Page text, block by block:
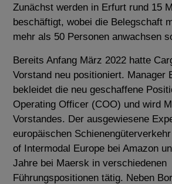
Zunächst werden in Erfurt rund 15
beschäftigt, wobei die Belegschaft
mehr als 50 Personen anwachsen
Bereits Anfang März 2022 hatte
Vorstand neu positioniert. Manager
bekleidet die neu geschaffene
Operating Officer (COO) und wird
Vorstandes. Der ausgewiesene
europäischen
of Intermodal Europe bei Amazon
Jahre bei Maersk in verschiedenen
Führungspositionen tätig. Neben